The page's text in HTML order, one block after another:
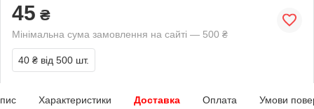
45 ₴
Мінімальна сума замовлення на сайті — 500 ₴
40 ₴ від 500 шт.
Характеристики Доставка Оплата Умови